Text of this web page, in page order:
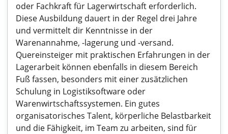
oder Fachkraft für Lagerwirtschaft erforderlich.
Diese Ausbildung dauert in der Regel drei Jahre
und vermittelt dir Kenntnisse in der
Warenannahme, -lagerung und -versand.
Quereinsteiger mit praktischen Erfahrungen in der
Lagerarbeit können ebenfalls in diesem Bereich
Fuß fassen, besonders mit einer zusätzlichen
Schulung in Logistiksoftware oder
Warenwirtschaftssystemen. Ein gutes
organisatorisches Talent, körperliche Belastbarkeit
und die Fähigkeit, im Team zu arbeiten, sind für